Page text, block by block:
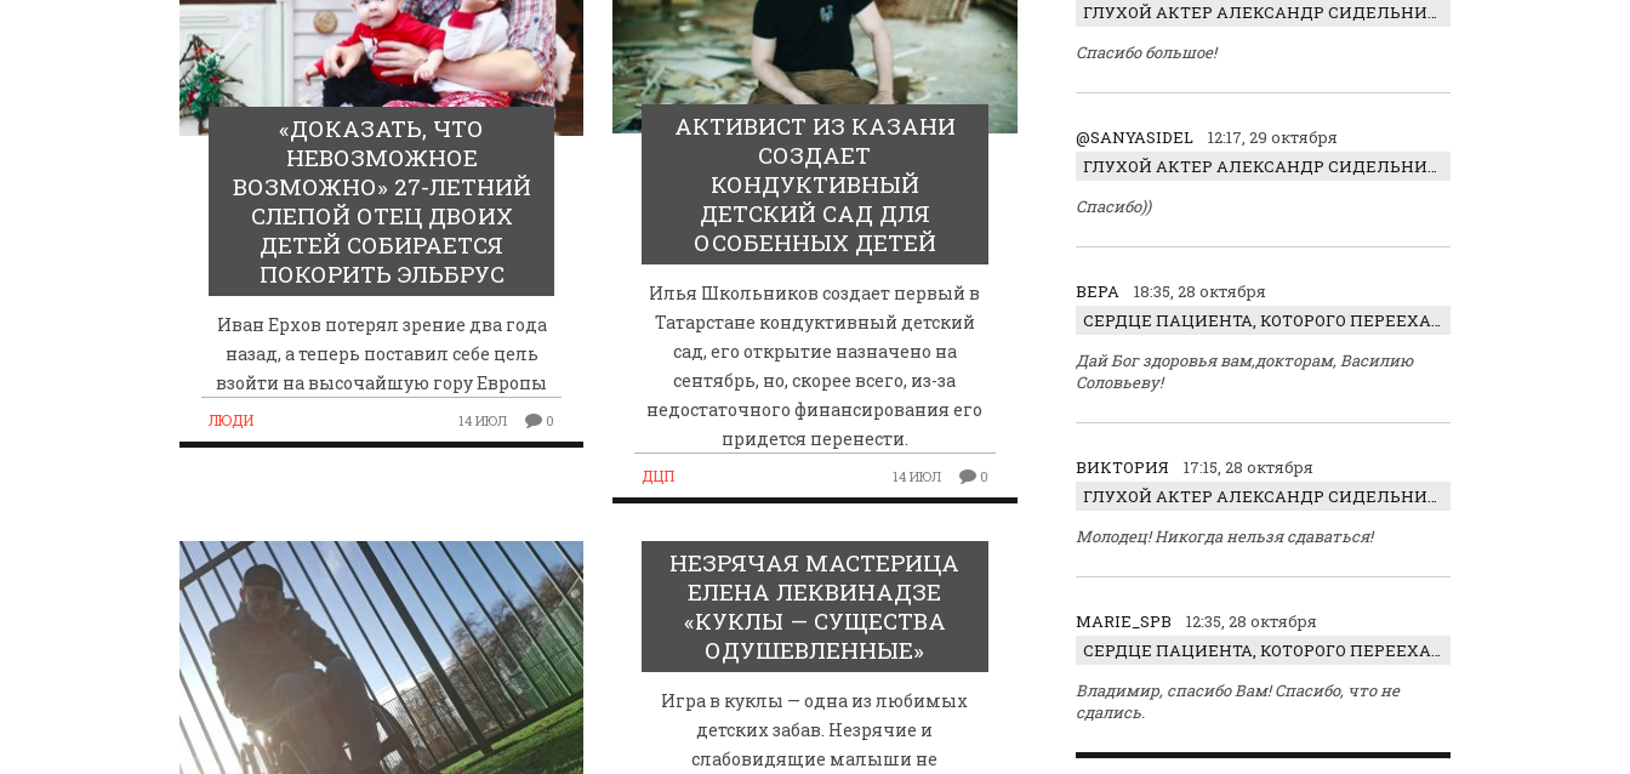
«ДОКАЗАТЬ, ЧТО
НЕВОЗМОЖНОЕ
ВОЗМОЖНО» 27-ЛЕТНИЙ
СЛЕПОЙ ОТЕЦ ДВОИХ
ДЕТЕЙ СОБИРАЕТСЯ
ПОКОРИТЬ ЭЛЬБРУС
Иван Ерхов потерял зрение два года
назад, а теперь поставил себе цель
взойти на высочайшую гору Европы
ЛЮДИ 14 ИЮЛ 0
АКТИВИСТ ИЗ КАЗАНИ
СОЗДАЕТ
КОНДУКТИВНЫЙ
ДЕТСКИЙ САД ДЛЯ
ОСОБЕННЫХ ДЕТЕЙ
Илья Школьников создает первый в
Татарстане кондуктивный детский
сад, его открытие назначено на
сентябрь, но, скорее всего, из-за
недостаточного финансирования его
придется перенести.
ДЦП 14 ИЮЛ 0
НЕЗРЯЧАЯ МАСТЕРИЦА
ЕЛЕНА ЛЕКВИНАДЗЕ
«КУКЛЫ — СУЩЕСТВА
ОДУШЕВЛЕННЫЕ»
Игра в куклы — одна из любимых
детских забав. Незрячие и
слабовидящие малыши не
ГЛУХОЙ АКТЕР АЛЕКСАНДР СИДЕЛЬНИКОВ: «С НАСЛАЖДЕНИЕМ ИГРАЛ ОТРИЦАТЕЛЬНОГО ГЕРОЯ!»
Спасибо большое!
@SANYASIDEL
12:17, 29 октября
ГЛУХОЙ АКТЕР АЛЕКСАНДР СИДЕЛЬНИКОВ: «С НАСЛАЖДЕНИЕМ ИГРАЛ ОТРИЦАТЕЛЬНОГО ГЕРОЯ!»
Спасибо))
ВЕРА
18:35, 28 октября
СЕРДЦЕ ПАЦИЕНТА, КОТОРОГО ПЕРЕЕХАЛ ТРАКТОР, ОБНАРУЖИЛИ… В ЖИВОТЕ
Дай Бог здоровья вам,докторам, Василию
Соловьеву!
ВИКТОРИЯ
17:15, 28 октября
ГЛУХОЙ АКТЕР АЛЕКСАНДР СИДЕЛЬНИКОВ: «С НАСЛАЖДЕНИЕМ ИГРАЛ ОТРИЦАТЕЛЬНОГО ГЕРОЯ!»
Молодец! Никогда нельзя сдаваться!
MARIE_SPB
12:35, 28 октября
СЕРДЦЕ ПАЦИЕНТА, КОТОРОГО ПЕРЕЕХАЛ ТРАКТОР, ОБНАРУЖИЛИ… В ЖИВОТЕ
Владимир, спасибо Вам! Спасибо, что не
сдались.